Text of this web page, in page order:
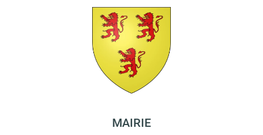
MAIRIE